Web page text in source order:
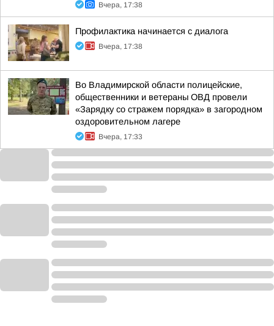
Вчера, 17:38
Профилактика начинается с диалога
Вчера, 17:38
Во Владимирской области полицейские,
общественники и ветераны ОВД провели
«Зарядку со стражем порядка» в загородном
оздоровительном лагере
Вчера, 17:33